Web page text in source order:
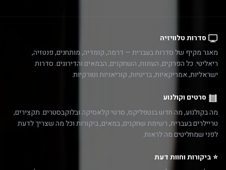
סדרות טלוויזיה
מאגר מקיף של סדרות בעברית — דרמה, קומדיה, מותחנים, פנטזיה,
ריאליטי. כל הפרקים, העונות, השחקנים, הבמאים והדירוגים. סדרות
ישראליות, אמריקאיות, בריטיות, קוריאניות וטורקיות.
סרטים וקולנוע
מה בקולנוע, מה חדש בנטפליקס, סרטי קלאסיקה ובלוקבסטרים. תקצירים,
טריילרים בעברית, רשימת שחקנים, במאים, ביקורות וכל מה שצריך לדעת
לפני שמחליטים מה לראות.
⭐ ביקורות וחוות דעת